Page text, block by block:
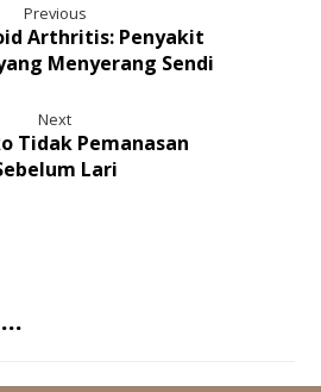
Previous
Arthritis: Penyakit
Menyerang Sendi
Next
Tidak Pemanasan
Lari